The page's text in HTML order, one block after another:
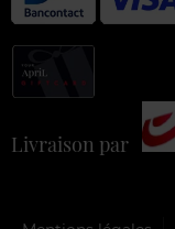
Livraison par